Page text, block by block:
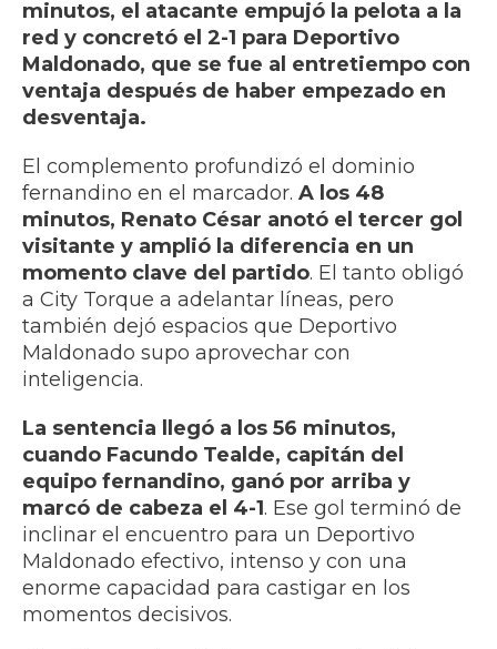
minutos, el atacante empujó la pelota a la
red y concretó el 2-1 para Deportivo
Maldonado, que se fue al entretiempo con
ventaja después de haber empezado en
desventaja.
El complemento profundizó el dominio
fernandino en el marcador. A los 48
minutos, Renato César anotó el tercer gol
visitante y amplió la diferencia en un
momento clave del partido. El tanto obligó
a City Torque a adelantar líneas, pero
también dejó espacios que Deportivo
Maldonado supo aprovechar con
inteligencia.
La sentencia llegó a los 56 minutos,
cuando Facundo Tealde, capitán del
equipo fernandino, ganó por arriba y
marcó de cabeza el 4-1. Ese gol terminó de
inclinar el encuentro para un Deportivo
Maldonado efectivo, intenso y con una
enorme capacidad para castigar en los
momentos decisivos.